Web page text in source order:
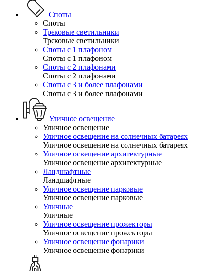
Споты
Споты
Трековые светильники
Трековые светильники
Споты с 1 плафоном
Споты с 1 плафоном
Споты с 2 плафонами
Споты с 2 плафонами
Споты с 3 и более плафонами
Споты с 3 и более плафонами
Уличное освещение
Уличное освещение
Уличное освещение на солнечных батареях
Уличное освещение на солнечных батареях
Уличное освещение архитектурные
Уличное освещение архитектурные
Ландшафтные
Ландшафтные
Уличное освещение парковые
Уличное освещение парковые
Уличные
Уличные
Уличное освещение прожекторы
Уличное освещение прожекторы
Уличное освещение фонарики
Уличное освещение фонарики